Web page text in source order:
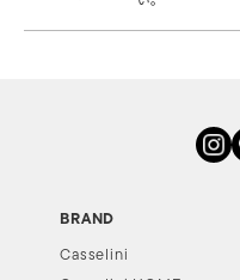
BRAND
Casselini